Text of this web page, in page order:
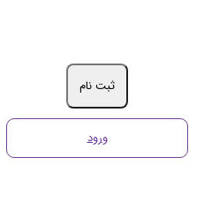
ثبت نام
ورود